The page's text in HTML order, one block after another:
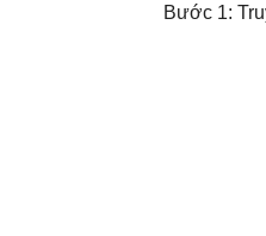
Bước 1: